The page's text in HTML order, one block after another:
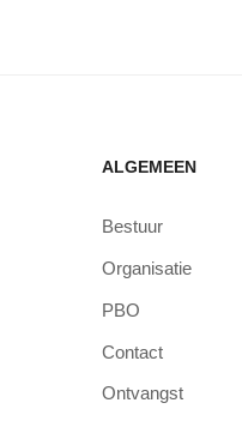
ALGEMEEN
Bestuur
Organisatie
PBO
Contact
Ontvangst